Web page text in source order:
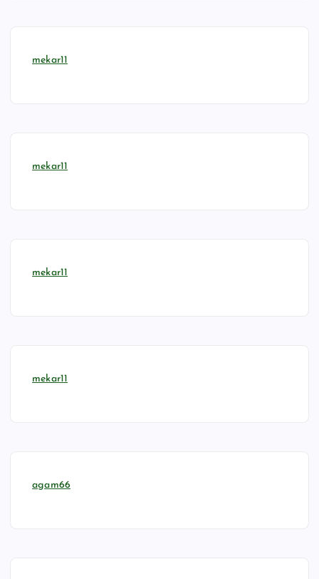
mekar11
mekar11
mekar11
mekar11
agam66